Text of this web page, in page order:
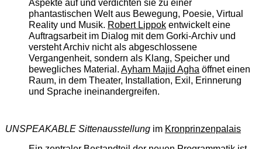
Aspekte auf und verdichten sie zu einer
phantastischen Welt aus Bewegung, Poesie, Virtual
Reality und Musik. Robert Lippokentwickelt eine
Auftragsarbeit im Dialog mit dem Gorki-Archiv und
versteht Archiv nicht als abgeschlossene
Vergangenheit, sondern als Klang, Speicher und
bewegliches Material. Ayham Majid Aghaöffnet einen
Raum, in dem Theater, Installation, Exil, Erinnerung
und Sprache ineinandergreifen.
UNSPEAKABLE Sittenausstellungim Kronprinzenpalais